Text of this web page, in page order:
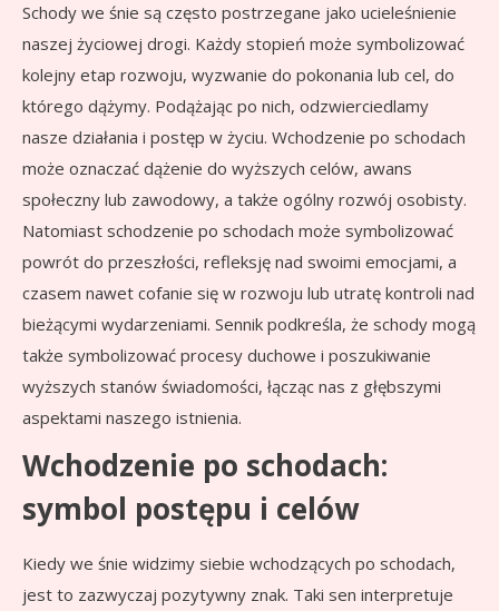
Schody we śnie są często postrzegane jako ucieleśnienie
naszej życiowej drogi. Każdy stopień może symbolizować
kolejny etap rozwoju, wyzwanie do pokonania lub cel, do
którego dążymy. Podążając po nich, odzwierciedlamy
nasze działania i postęp w życiu. Wchodzenie po schodach
może oznaczać dążenie do wyższych celów, awans
społeczny lub zawodowy, a także ogólny rozwój osobisty.
Natomiast schodzenie po schodach może symbolizować
powrót do przeszłości, refleksję nad swoimi emocjami, a
czasem nawet cofanie się w rozwoju lub utratę kontroli nad
bieżącymi wydarzeniami. Sennik podkreśla, że schody mogą
także symbolizować procesy duchowe i poszukiwanie
wyższych stanów świadomości, łącząc nas z głębszymi
aspektami naszego istnienia.
Wchodzenie po schodach:
symbol postępu i celów
Kiedy we śnie widzimy siebie wchodzących po schodach,
jest to zazwyczaj pozytywny znak. Taki sen interpretuje